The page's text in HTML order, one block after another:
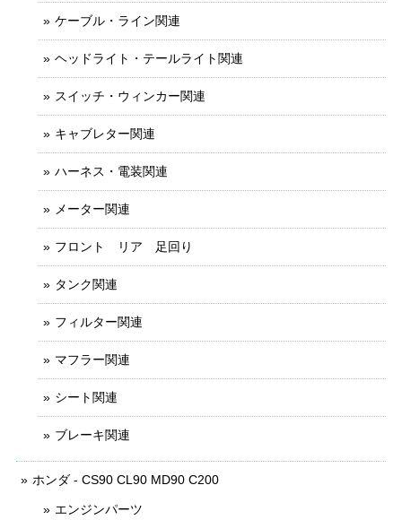
ケーブル・ライン関連
ヘッドライト・テールライト関連
スイッチ・ウィンカー関連
キャブレター関連
ハーネス・電装関連
メーター関連
フロント リア 足回り
タンク関連
フィルター関連
マフラー関連
シート関連
ブレーキ関連
ホンダ - CS90 CL90 MD90 C200
エンジンパーツ